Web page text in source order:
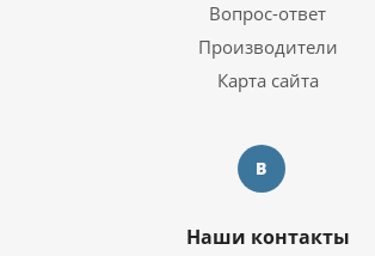
Вопрос-ответ
Производители
Карта сайта
Наши контакты